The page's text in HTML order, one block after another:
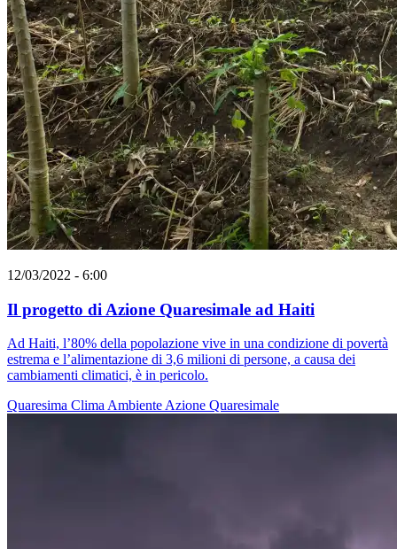
12/03/2022 - 6:00
Il progetto di Azione Quaresimale ad Haiti
Ad Haiti, l’80% della popolazione vive in una condizione di povertà
estrema e l’alimentazione di 3,6 milioni di persone, a causa dei
cambiamenti climatici, è in pericolo.
Quaresima ClimaAmbienteAzione Quaresimale